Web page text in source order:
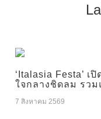
‘Italasia Festa’
ใจกลางชิดลม รว
7 สิงหาคม 2569